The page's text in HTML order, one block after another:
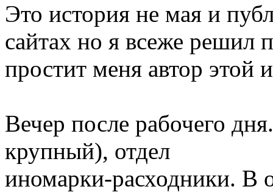
Это история не мая и
сайтах но я всеже решил
простит меня автор этой
Вечер после рабочего
крупный), отдел
иномарки-расходники. В